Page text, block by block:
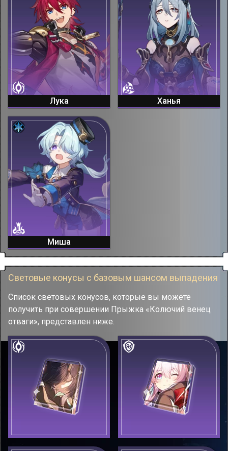
Лука Ханья
Миша
Световые конусы с базовым шансом выпадения
Список световых конусов, которые вы можете
получить при совершении Прыжка «Колючий венец
отваги», представлен ниже.